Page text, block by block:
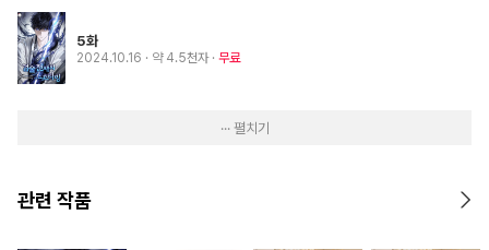
5화
2024.10.16 · 약 4.5천자 무료
··· 펼치기
관련 작품